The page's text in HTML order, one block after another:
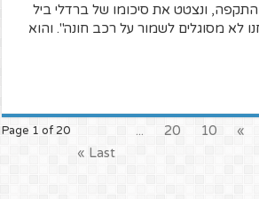
ונצטט את סיכומו של ברדלי ביל
לא מסוגלים לשמור על רכב חונה". והוא
Page 1 of 20 »
10
20
...
Last »